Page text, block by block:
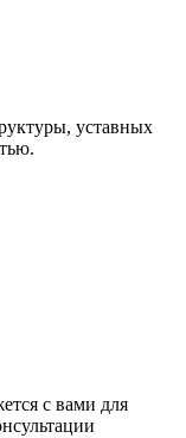
уставных
с вами для